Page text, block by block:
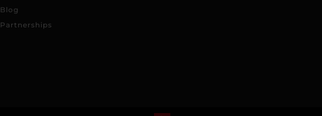
Blog
Partnerships